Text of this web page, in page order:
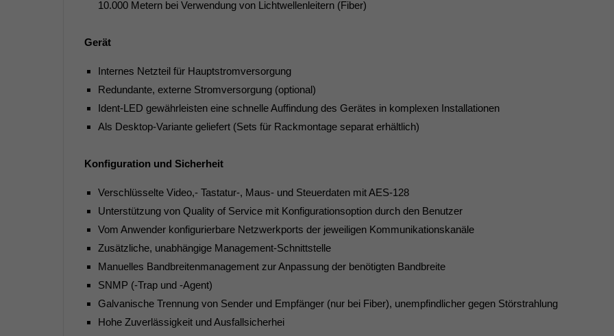
10.000 Metern bei Verwendung von Lichtwellenleitern (Fiber)
Gerät
Internes Netzteil für Hauptstromversorgung
Redundante, externe Stromversorgung (optional)
Ident-LED gewährleisten eine schnelle Auffindung des Gerätes in komplexen Installationen
Als Desktop-Variante geliefert (Sets für Rackmontage separat erhältlich)
Konfiguration und Sicherheit
Verschlüsselte Video,- Tastatur-, Maus- und Steuerdaten mit AES-128
Unterstützung von Quality of Service mit Konfigurationsoption durch den Benutzer
Vom Anwender konfigurierbare Netzwerkports der jeweiligen Kommunikationskanäle
Zusätzliche, unabhängige Management-Schnittstelle
Manuelles Bandbreitenmanagement zur Anpassung der benötigten Bandbreite
SNMP (-Trap und -Agent)
Galvanische Trennung von Sender und Empfänger (nur bei Fiber), unempfindlicher gegen Störstrahlung
Hohe Zuverlässigkeit und Ausfallsicherhei